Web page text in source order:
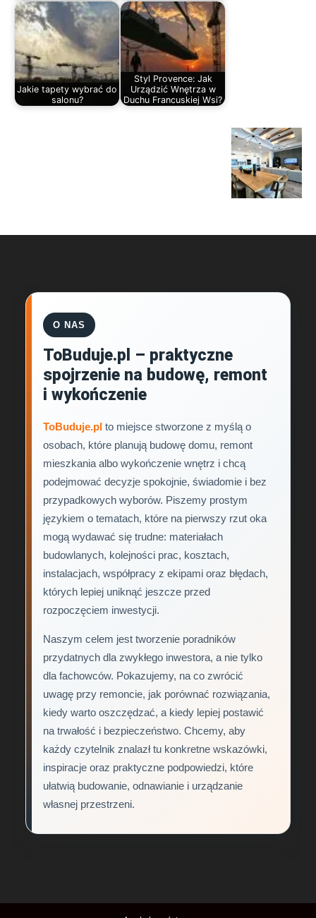
Jakie tapety wybrać do
salonu?
Styl Provence: Jak
Urządzić Wnętrza w
Duchu Francuskiej Wsi?
O NAS
ToBuduje.pl – praktyczne
spojrzenie na budowę, remont
i wykończenie
ToBuduje.pl to miejsce stworzone z myślą o
osobach, które planują budowę domu, remont
mieszkania albo wykończenie wnętrz i chcą
podejmować decyzje spokojnie, świadomie i bez
przypadkowych wyborów. Piszemy prostym
językiem o tematach, które na pierwszy rzut oka
mogą wydawać się trudne: materiałach
budowlanych, kolejności prac, kosztach,
instalacjach, współpracy z ekipami oraz błędach,
których lepiej uniknąć jeszcze przed
rozpoczęciem inwestycji.
Naszym celem jest tworzenie poradników
przydatnych dla zwykłego inwestora, a nie tylko
dla fachowców. Pokazujemy, na co zwrócić
uwagę przy remoncie, jak porównać rozwiązania,
kiedy warto oszczędzać, a kiedy lepiej postawić
na trwałość i bezpieczeństwo. Chcemy, aby
każdy czytelnik znalazł tu konkretne wskazówki,
inspiracje oraz praktyczne podpowiedzi, które
ułatwią budowanie, odnawianie i urządzanie
własnej przestrzeni.